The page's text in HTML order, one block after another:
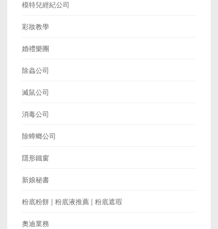
模特兒經紀公司
彩妝教學
婚禮樂團
除蟲公司
滅鼠公司
消毒公司
除蟑螂公司
隱形鐵窗
新娘秘書
粉底粉餅 | 粉底液推薦 | 粉底遮瑕
奧迪業務